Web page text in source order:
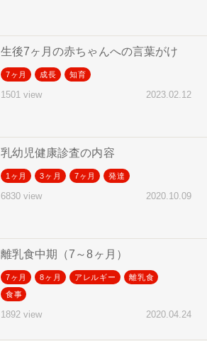
生後7ヶ月の赤ちゃんへの言葉がけ
7ヶ月 成長 知育
1501 view 2023.02.12
乳幼児健康診査の内容
1ヶ月 3ヶ月 7ヶ月 発達
6830 view 2020.10.09
離乳食中期（7～8ヶ月）
7ヶ月 8ヶ月 アレルギー
離乳食
食事
1892 view 2020.04.24